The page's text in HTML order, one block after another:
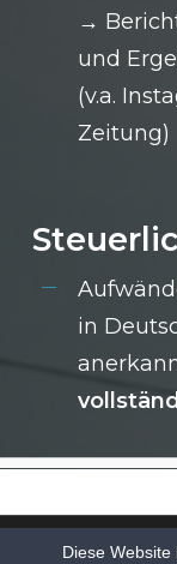
→
und
(v.a.
Zeitung)
in
© 2026 Build &
Diese